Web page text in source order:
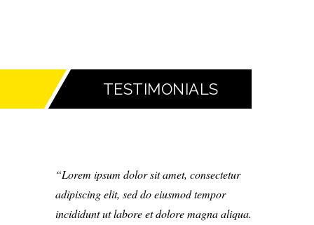
TESTIMONIALS
Lorem ipsum dolor sit amet, consectetur
adipiscing elit, sed do eiusmod tempor
incididunt ut labore et dolore magna aliqua.